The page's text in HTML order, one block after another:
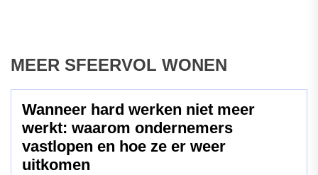
MEER SFEERVOL WONEN
Wanneer hard werken niet meer
werkt: waarom ondernemers
vastlopen en hoe ze er weer
uitkomen